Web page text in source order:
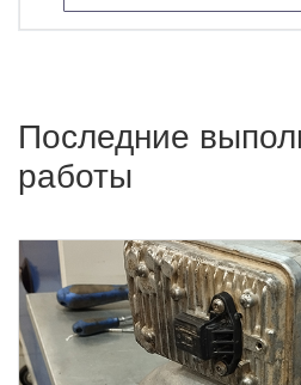
Последние
работы